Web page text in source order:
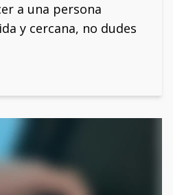
a una persona
y cercana, no dudes